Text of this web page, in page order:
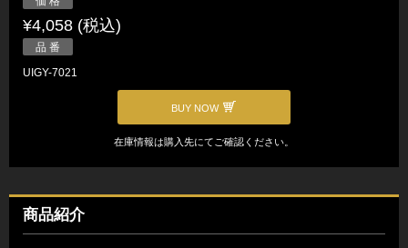
¥4,058 (税込)
品 番
UIGY-7021
BUY NOW
在庫情報は購入先にてご確認ください。
商品紹介